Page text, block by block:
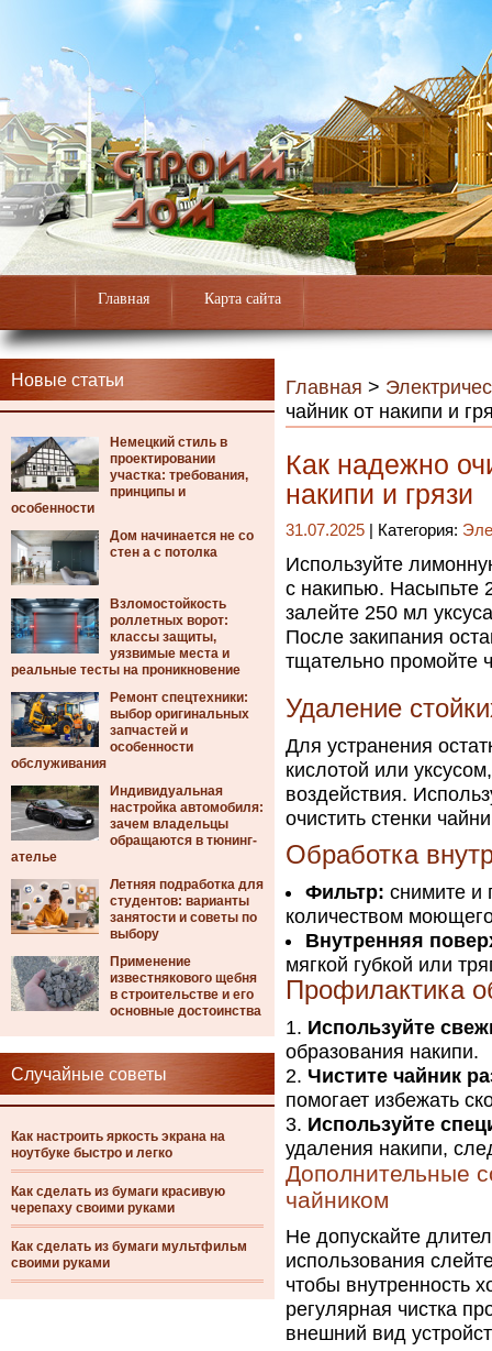
Главная Карта сайта
Новые статьи
Немецкий стиль в
проектировании
участка: требования,
принципы и
особенности
Дом начинается не со
стен а с потолка
Взломостойкость
роллетных ворот:
классы защиты,
уязвимые места и
реальные тесты на проникновение
Ремонт спецтехники:
выбор оригинальных
запчастей и
особенности
обслуживания
Индивидуальная
настройка автомобиля:
зачем владельцы
обращаются в тюнинг-
ателье
Летняя подработка для
студентов: варианты
занятости и советы по
выбору
Применение
известнякового щебня
в строительстве и его
основные достоинства
Случайные советы
Как настроить яркость экрана на
ноутбуке быстро и легко
Как сделать из бумаги красивую
черепаху своими руками
Как сделать из бумаги мультфильм
своими руками
Главная >
чайник от накипи и
Как надежно
накипи и грязи
31.07.2025 | Категория:
Используйте
с накипью. Насыпьте
залейте 250 мл
После закипания
тщательно промойте
Удаление
Для устранения
кислотой или
воздействия.
очистить стенки
Обработка
Фильтр: снимите и
количеством
Внутренняя
мягкой губкой или
Профилактика
Используйте
образования накипи.
Чистите чайник
помогает избежать
Используйте
удаления накипи,
Дополнительные
чайником
Не допускайте
использования
чтобы внутренность
регулярная чистка
внешний вид